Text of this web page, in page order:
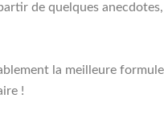
de quelques
la meilleure
!